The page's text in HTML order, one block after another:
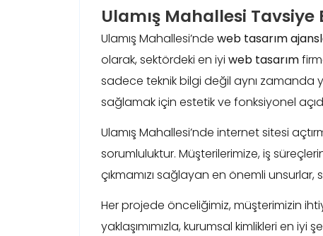
Ulamış Mahallesi Tavsiye
Ulamış Mahallesi’nde web tasarım
olarak, sektördeki en iyi web tasarım
sadece teknik bilgi değil aynı zamanda
sağlamak için estetik ve fonksiyonel
Ulamış Mahallesi’nde internet sitesi
sorumluluktur. Müşterilerimize, iş
çıkmamızı sağlayan en önemli
Her projede önceliğimiz, müşterimizin
yaklaşımımızla, kurumsal kimlikleri en